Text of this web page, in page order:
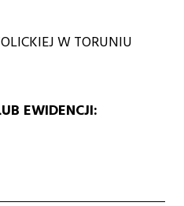
W TORUNIU
EWIDENCJI